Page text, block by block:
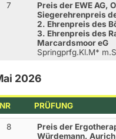
7
Preis der EWE AG,
Siegerehrenpreis
2. Ehrenpreis des
3. Ehrenpreis des
Marcardsmoor eG
Springprfg.Kl.M*
2026
NR PRÜFUNG
8
Preis der
Würdemann, Aurich